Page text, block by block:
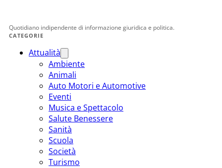
Quotidiano indipendente di informazione giuridica e politica.
CATEGORIE
Attualità
Ambiente
Animali
Auto Motori e Automotive
Eventi
Musica e Spettacolo
Salute Benessere
Sanità
Scuola
Società
Turismo